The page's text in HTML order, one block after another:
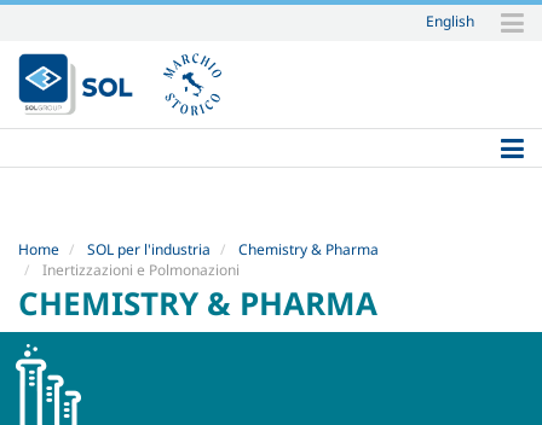
Salta
ai
contenuti.
|
alla
English
Home SOL per l'industria
Chemistry & Pharma
Inertizzazioni e Polmonazioni
CHEMISTRY & PHARMA